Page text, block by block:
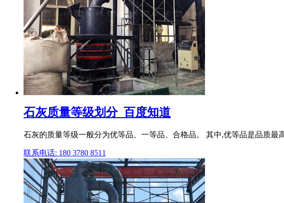
石灰质量等级划分_百度知道
石灰的质量等级一般分为优等品、一等品、合格品。 其中,优等品是品质
联系电话: 180 3780 8511